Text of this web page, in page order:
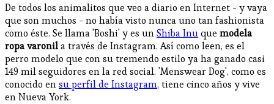
De todos los animalitos que veo a diario en Internet - y vaya
que son muchos - no había visto nunca uno tan fashionista
como éste. Se llama 'Boshi' y es unShiba Inuque modela
ropa varonila través de Instagram. Así como leen, es el
perro modelo que con su tremendo estilo ya ha ganado casi
149 mil seguidores en la red social. 'Menswear Dog', como es
conocido ensu perfil de Instagram, tiene cinco años y vive
en Nueva York.